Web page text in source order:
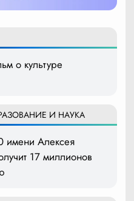
о культуре
И НАУКА
имени Алексея
17 миллионов